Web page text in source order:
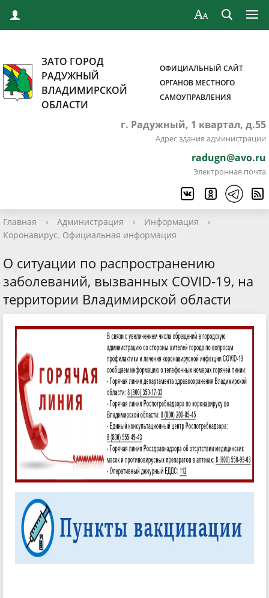
ЗАТО ГОРОД
РАДУЖНЫЙ
ВЛАДИМИРСКОЙ
ОБЛАСТИ
ОФИЦИАЛЬНЫЙ САЙТ
ОРГАНОВ МЕСТНОГО
САМОУПРАВЛЕНИЯ
г. Радужный, 1 квартал, д.55
Адрес здания администрации
radugn@avo.ru
Электронная почта
Главная › Администрация › Информация
›
Коронавирус. Официальная информация
О ситуации по распространению
заболеваний, вызванных COVID-19, на
территории Владимирской области